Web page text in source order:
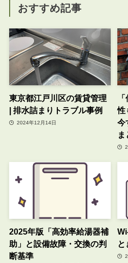
おすすめ記事
東京都江戸川区の賃貸管理
| 排水詰まりトラブル事例
2024年12月14日
性
今
ま
2025年版「高効率給湯器補
助」と設備故障・交換の判
断基準
と